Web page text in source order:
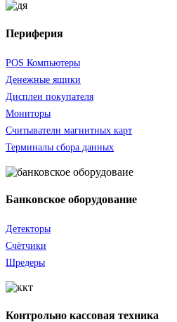
Периферия
POS Компьютеры
Денежные ящики
Дисплеи покупателя
Мониторы
Считыватели магнитных карт
Терминалы сбора данных
Банковское оборудование
Детекторы
Счётчики
Шредеры
Контрольно кассовая техника